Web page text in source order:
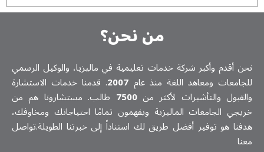
من نحن؟
أقدم وأكبر شركة خدمات تعلیمیة في ماليزيا، والوكيل الرسمي
ومعاهد اللغة منذ عام 2007. قدمنا خدمات الاستشارة
والتأشيرات لأكثر من 7500طالب. مستشارونا هم من
الجامعات الماليزية ويفهمون تمامًا احتياجاتك ومخاوفك،
هو توفير أفضل طريق لك استناداً إلى خبرتنا الطويلة.تواصل